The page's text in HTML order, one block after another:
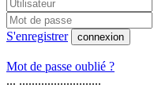
S'enregistrer connexion
Mot de passe oublié ?
... ..........................